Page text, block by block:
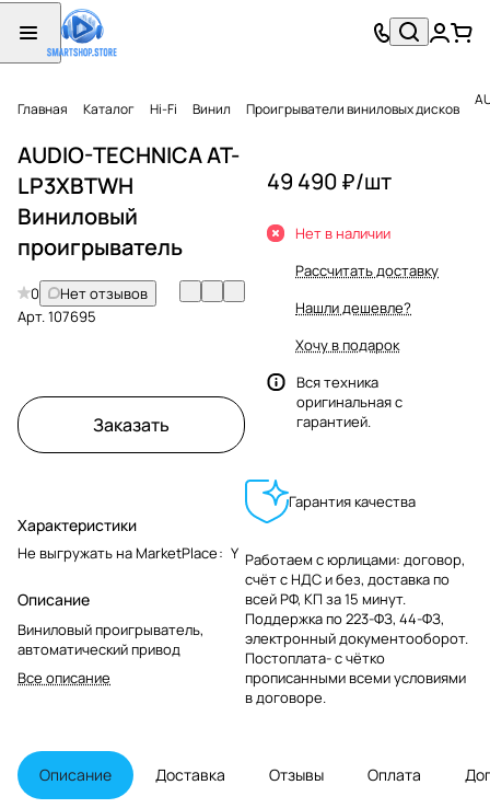
Главная Каталог Hi-Fi Винил Проигрыватели виниловых дисков
AUDIO-TECHNICA AT-
LP3XBTWH
Виниловый
проигрыватель
0
Нет отзывов
Арт.107695
Заказать
Характеристики
Не выгружать на MarketPlace: Y
Описание
Виниловый проигрыватель,
автоматический привод
Все описание
49 490 ₽/шт
Нет в наличии
Рассчитать доставку
Нашли дешевле?
Хочу в подарок
Вся техника
оригинальная с
гарантией.
Гарантия качества
Работаем с юрлицами: договор,
счёт с НДС и без, доставка по
всей РФ, КП за 15 минут.
Поддержка по 223-ФЗ, 44-ФЗ,
электронный документооборот.
Постоплата- с чётко
прописанными всеми условиями
в договоре.
Описание Доставка Отзывы Оплата